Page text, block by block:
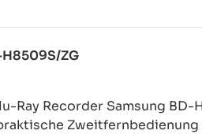
ZG
Ray Recorder Samsung BD-